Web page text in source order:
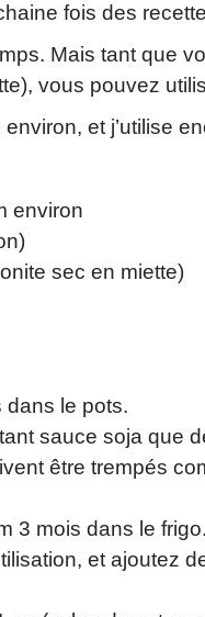
fois des
Mais tant que
vous pouvez
et j’utilise
environ
sec en miette)
dans le pots.
sauce soja que
être trempés
3 mois dans le
et ajoutez